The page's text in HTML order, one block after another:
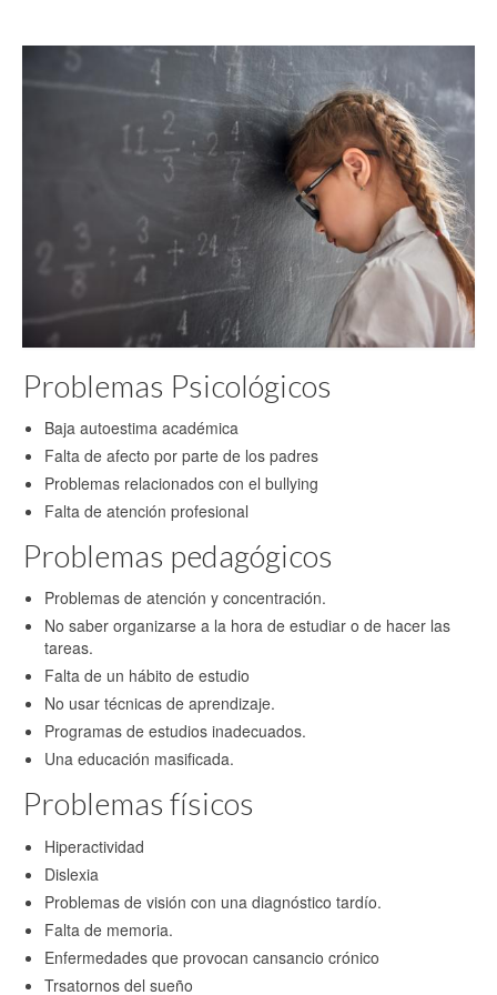
Problemas Psicológicos
Baja autoestima académica
Falta de afecto por parte de los padres
Problemas relacionados con el bullying
Falta de atención profesional
Problemas pedagógicos
Problemas de atención y concentración.
No saber organizarse a la hora de estudiar o de hacer las
tareas.
Falta de un hábito de estudio
No usar técnicas de aprendizaje.
Programas de estudios inadecuados.
Una educación masificada.
Problemas físicos
Hiperactividad
Dislexia
Problemas de visión con una diagnóstico tardío.
Falta de memoria.
Enfermedades que provocan cansancio crónico
Trsatornos del sueño